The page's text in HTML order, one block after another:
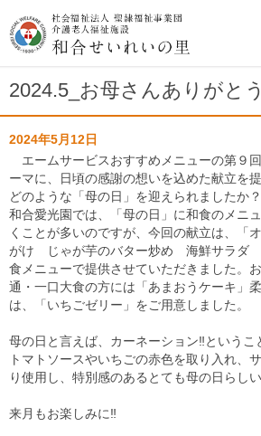
2024.5_お母さんありがとう
2024年5月12日
エームサービスおすすめメニューの第９
ーマに、日頃の感謝の想いを込めた献立を
どのような「母の日」を迎えられましたか？
和合愛光園では、「母の日」に和食のメニ
くことが多いのですが、今回の献立は、「
がけ じゃが芋のバター炒め 海鮮サラダ
食メニューで提供させていただきました。
通・一口大食の方には「あまおうケーキ」
は、「いちごゼリー」をご用意しました。
母の日と言えば、カーネーション‼というこ
トマトソースやいちごの赤色を取り入れ、
り使用し、特別感のあるとても母の日らしい
来月もお楽しみに‼